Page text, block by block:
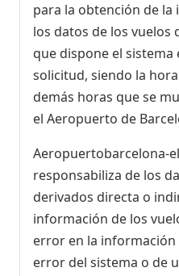
para la obtención de
los datos de los vuelos
que dispone el
solicitud, siendo la
demás horas que se
el Aeropuerto de
Aeropuertobarcelona-
responsabiliza de los
derivados directa o
información de los
error en la
error del sistema o de